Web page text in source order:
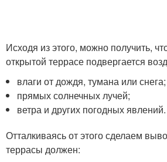
Исходя из этого, можно получить,
открытой террасе подвергается
влаги от дождя, тумана или снега;
прямых солнечных лучей;
ветра и других погодных явлений.
Отталкиваясь от этого сделаем
террасы должен: